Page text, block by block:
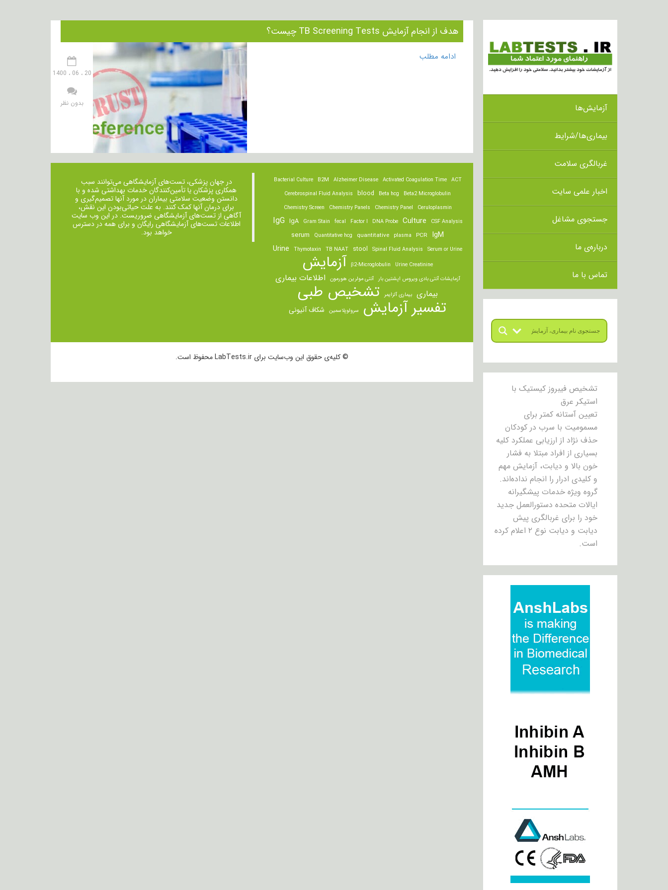
آزمایش‌ها
بیماری‌ها/شرایط
غربالگری سلامت
اخبار علمی سایت
جستجوی مشاغل
درباره‌ی ما
تماس با ما
تشخیص فیبروز کیستیک با
استیکر عرق
تعیین آستانه کمتر برای
مسمومیت با سرب در کودکان
حذف نژاد از ارزیابی عملکرد کلیه
بسیاری از افراد مبتلا به فشار
خون بالا و دیابت، آزمایش مهم
و کلیدی ادرار را انجام نداده‌اند.
گروه ویژه خدمات پیشگیرانه
ایالات متحده دستورالعمل جدید
خود را برای غربالگری پیش
دیابت و دیابت نوع ۲ اعلام کرده
است.
هدف از انجام آزمایش TB Screening Tests چیست؟
20 ، 06 ، 1400
بدون نظر
ادامه مطلب
ACT
Activated Coagulation Time
Alzheimer Disease
B2M
Bacterial Culture
Beta2 Microglobulin
Beta hcg
blood
Cerebrospinal Fluid Analysis
Ceruloplasmin
Chemistry Panel
Chemistry Panels
Chemistry Screen
CSF Analysis
Culture
DNA Probe
Factor I
fecal
Gram Stain
IgA
IgG
IgM
PCR
plasma
quantitative
Quantitative hcg
serum
Serum or Urine
Spinal Fluid Analysis
stool
TB NAAT
Thymotaxin
Urine
Urine Creatinine
β2-Microglobulin آزمایش
آزمایشات آنتی بادی ویروس اپشتین بار آنتی مولرین هورمون اطلاعات بیماری
بیماری بیماری آلزایمر تشخیص طبی
تفسیر آزمایش سرولوپلاسمین شکاف آنیونی
در جهان پزشکی، تست‌های آزمایشگاهی می‌توانند سبب
همکاری پزشکان یا تأمین‌کنندگان خدمات بهداشتی شده و با
دانستن وضعیت سلامتی بیماران در مورد آنها تصمیم‌گیری و
برای درمان ‌آنها کمک کنند. به علت حیاتی‌بودن این نقش،
آگاهی از تست‌های آزمایشگاهی ضروریست. در این وب سایت
اطلاعات تست‌های آزمایشگاهی رایگان و برای همه در دسترس
خواهد بود.
© کلیه‌ی حقوق این وب‌سایت برای LabTests.ir محفوظ است.